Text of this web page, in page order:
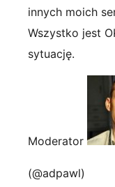
innych moich
Wszystko jest
sytuację.
Moderator
(@adpawl)